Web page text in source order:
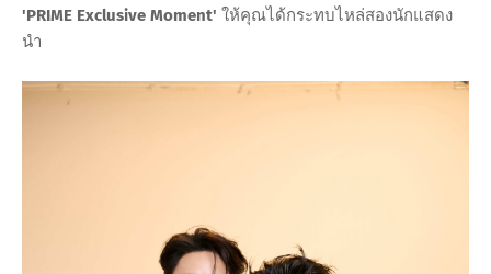
'PRIME Exclusive Moment' ให้คุณได้กระทบไหล่สองนักแสดง
นำ